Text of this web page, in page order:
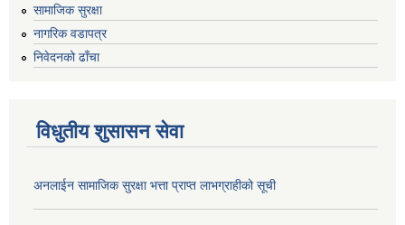
सामाजिक सुरक्षा
नागरिक वडापत्र
निवेदनको ढाँचा
विधुतीय शुसासन सेवा
अनलाईन सामाजिक सुरक्षा भत्ता प्राप्त लाभग्राहीको सूची